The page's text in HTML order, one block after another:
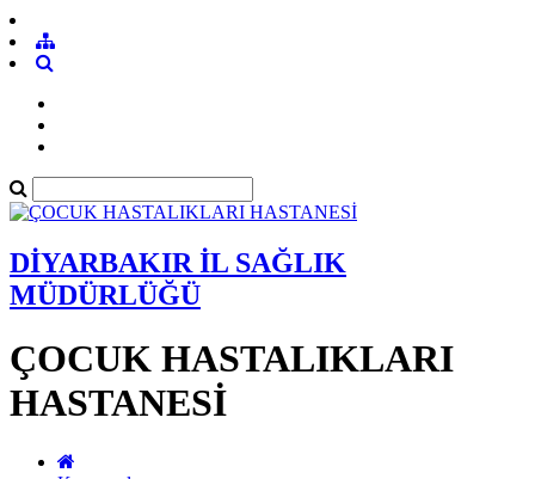
DİYARBAKIR İL SAĞLIK
MÜDÜRLÜĞÜ
ÇOCUK HASTALIKLARI
HASTANESİ